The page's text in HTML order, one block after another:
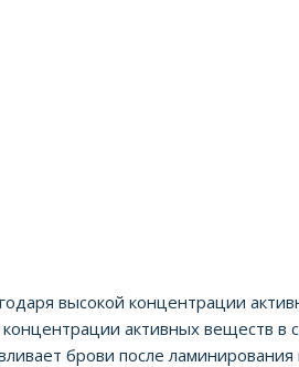
высокой концентрации
активных веществ в
брови после